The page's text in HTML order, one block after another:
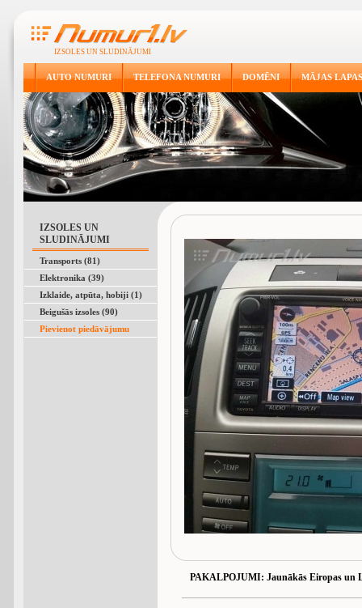
IZSOLES UN SLUDINĀJUMI
AUTO NUMURI TELEFONA NUMURI DOMĒNI MĀJAS LAPAS
IZSOLES UN
SLUDINĀJUMI
Transports (81)
Elektronika (39)
Izklaide, atpūta, hobiji (1)
Beigušās izsoles (90)
Pievienot piedāvājumu
PAKALPOJUMI: Jaunākās Eiropas un